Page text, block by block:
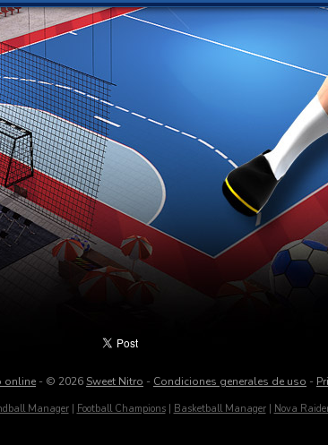
online - © 2026 Sweet Nitro - Condiciones generales de uso -
Manager| Football Champions| Basketball Manager| Nova